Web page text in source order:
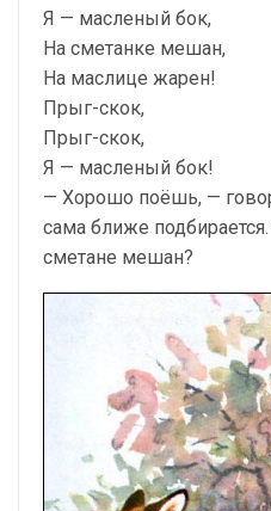
Я — масленый бок,
На сметанке мешан,
На маслице жарен!
Прыг-скок,
Прыг-скок,
Я — масленый бок!
— Хорошо поёшь, —
сама ближе
сметане мешан?